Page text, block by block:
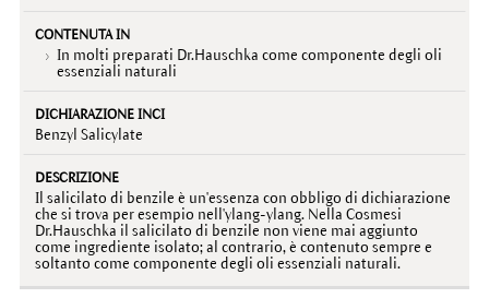
In molti preparati Dr.Hauschka come componente degli oli
essenziali naturali
Benzyl Salicylate
Il salicilato di benzile è un'essenza con obbligo di dichiarazione
che si trova per esempio nell'ylang-ylang. Nella Cosmesi
Dr.Hauschka il salicilato di benzile non viene mai aggiunto
come ingrediente isolato; al contrario, è contenuto sempre e
soltanto come componente degli oli essenziali naturali.